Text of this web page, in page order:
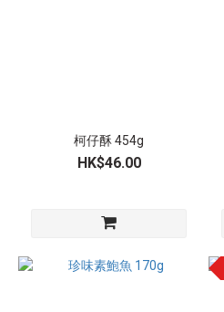
柯仔酥 454g
HK$46.00